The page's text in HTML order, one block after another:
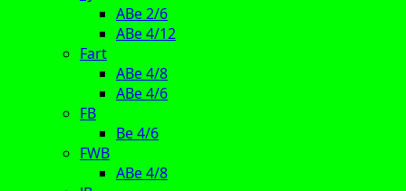
ABe 2/6
ABe 4/12
Fart
ABe 4/8
ABe 4/6
FB
Be 4/6
FWB
ABe 4/8